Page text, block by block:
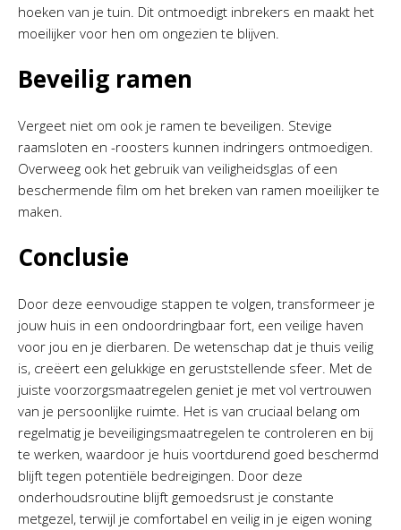
hoeken van je tuin. Dit ontmoedigt inbrekers en maakt het
moeilijker voor hen om ongezien te blijven.
Beveilig ramen
Vergeet niet om ook je ramen te beveiligen. Stevige
raamsloten en -roosters kunnen indringers ontmoedigen.
Overweeg ook het gebruik van veiligheidsglas of een
beschermende film om het breken van ramen moeilijker te
maken.
Conclusie
Door deze eenvoudige stappen te volgen, transformeer je
jouw huis in een ondoordringbaar fort, een veilige haven
voor jou en je dierbaren. De wetenschap dat je thuis veilig
is, creëert een gelukkige en geruststellende sfeer. Met de
juiste voorzorgsmaatregelen geniet je met vol vertrouwen
van je persoonlijke ruimte. Het is van cruciaal belang om
regelmatig je beveiligingsmaatregelen te controleren en bij
te werken, waardoor je huis voortdurend goed beschermd
blijft tegen potentiële bedreigingen. Door deze
onderhoudsroutine blijft gemoedsrust je constante
metgezel, terwijl je comfortabel en veilig in je eigen woning